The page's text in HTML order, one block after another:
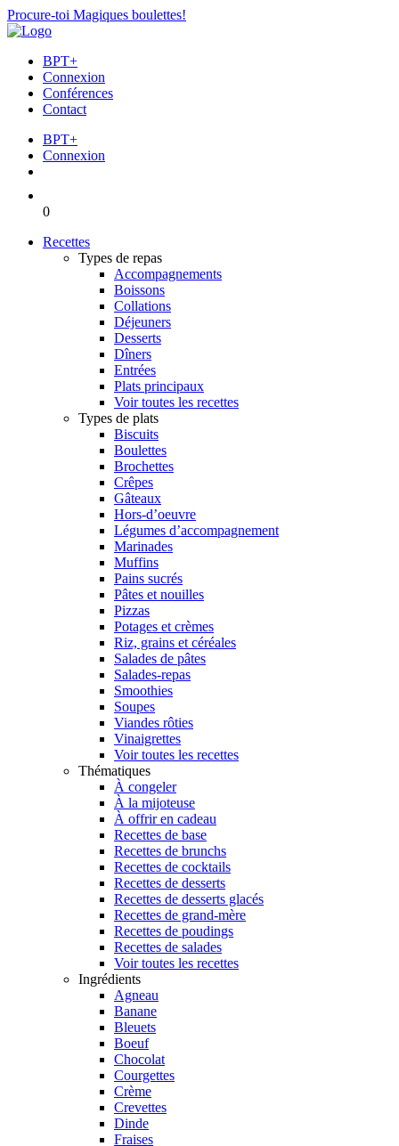
Procure-toi Magiques boulettes!
BPT+
Connexion
Conférences
Contact
BPT+
Connexion
0
Recettes
Types de repas
Accompagnements
Boissons
Collations
Déjeuners
Desserts
Dîners
Entrées
Plats principaux
Voir toutes les recettes
Types de plats
Biscuits
Boulettes
Brochettes
Crêpes
Gâteaux
Hors-d’oeuvre
Légumes d’accompagnement
Marinades
Muffins
Pains sucrés
Pâtes et nouilles
Pizzas
Potages et crèmes
Riz, grains et céréales
Salades de pâtes
Salades-repas
Smoothies
Soupes
Viandes rôties
Vinaigrettes
Voir toutes les recettes
Thématiques
À congeler
À la mijoteuse
À offrir en cadeau
Recettes de base
Recettes de brunchs
Recettes de cocktails
Recettes de desserts
Recettes de desserts glacés
Recettes de grand-mère
Recettes de poudings
Recettes de salades
Voir toutes les recettes
Ingrédients
Agneau
Banane
Bleuets
Boeuf
Chocolat
Courgettes
Crème
Crevettes
Dinde
Fraises